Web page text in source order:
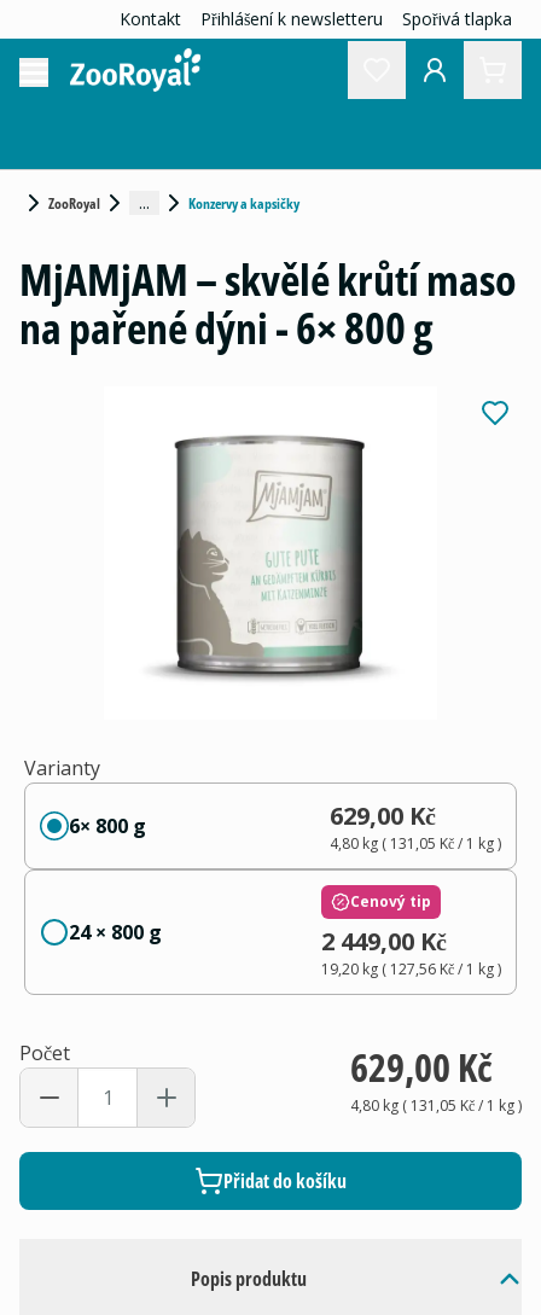
Kontakt Přihlášení k newsletteru Spořivá tlapka
ZooRoyal ... Konzervy a kapsičky
Popis produktu
MjAMjAM – skvělé krůtí maso
na pařené dýni - 6× 800 g
Varianty
6× 800 g 629,00 Kč
4,80 kg( 131,05 Kč/ 1 kg)
24 × 800 g
Cenový tip
2 449,00 Kč
19,20 kg( 127,56 Kč/ 1 kg)
Počet 629,00 Kč
4,80 kg( 131,05 Kč/ 1 kg)
Přidat do košíku